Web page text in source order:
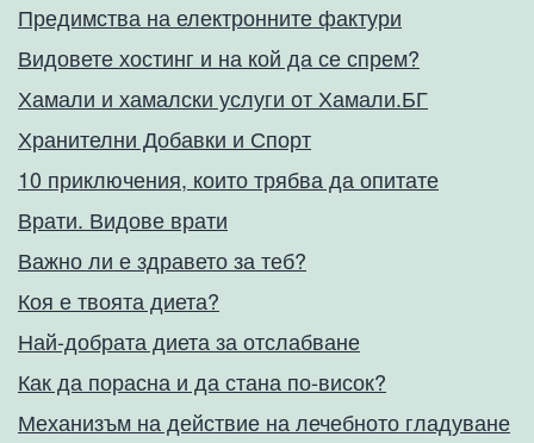
Предимства на електронните фактури
Видовете хостинг и на кой да се спрем?
Хамали и хамалски услуги от Хамали.БГ
Хранителни Добавки и Спорт
10 приключения, които трябва да опитате
Врати. Видове врати
Важно ли е здравето за теб?
Коя е твоята диета?
Най-добрата диета за отслабване
Как да порасна и да стана по-висок?
Механизъм на действие на лечебното гладуване